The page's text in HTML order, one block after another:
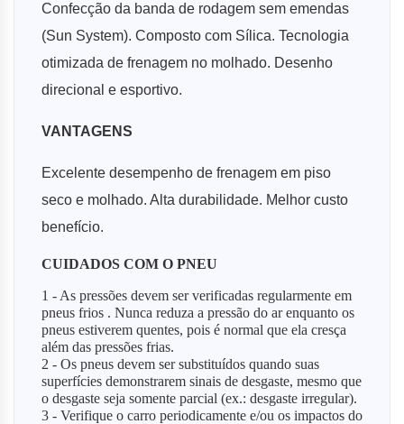
Confecção da banda de rodagem sem emendas
(Sun System). Composto com Sílica. Tecnologia
otimizada de frenagem no molhado. Desenho
direcional e esportivo.
VANTAGENS
Excelente desempenho de frenagem em piso
seco e molhado. Alta durabilidade. Melhor custo
benefício.
CUIDADOS COM O PNEU
1 - As pressões devem ser verificadas regularmente em
pneus frios . Nunca reduza a pressão do ar enquanto os
pneus estiverem quentes, pois é normal que ela cresça
além das pressões frias.
2 - Os pneus devem ser substituídos quando suas
superfícies demonstrarem sinais de desgaste, mesmo que
o desgaste seja somente parcial (ex.: desgaste irregular).
3 - Verifique o carro periodicamente e/ou os impactos do